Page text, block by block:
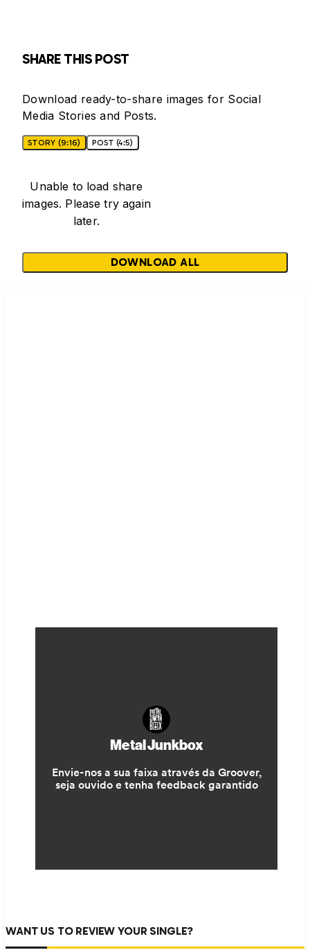
SHARE THIS POST
Download ready-to-share images for Social
Media Stories and Posts.
STORY (9:16) POST (4:5)
Unable to load share
images. Please try again
later.
DOWNLOAD ALL
WANT US TO REVIEW YOUR SINGLE?